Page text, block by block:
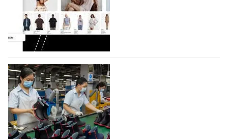
Co., Ltd., основанная в 2011 году и расположенная в
Гуанчжоу, столице моды Китая, является
профессиональной обувной компанией,
объединяющей разработку, производство и…
07.08.2026 575
На платформе Lamoda - новый раздел и
условия продвижения локальных
дизайнерских марок
Российский маркетплейс Lamoda решил обновить
раздел для продажи продукции локальных